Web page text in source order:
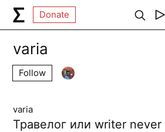
Donate
varia
Follow
varia
Травелог или writer never